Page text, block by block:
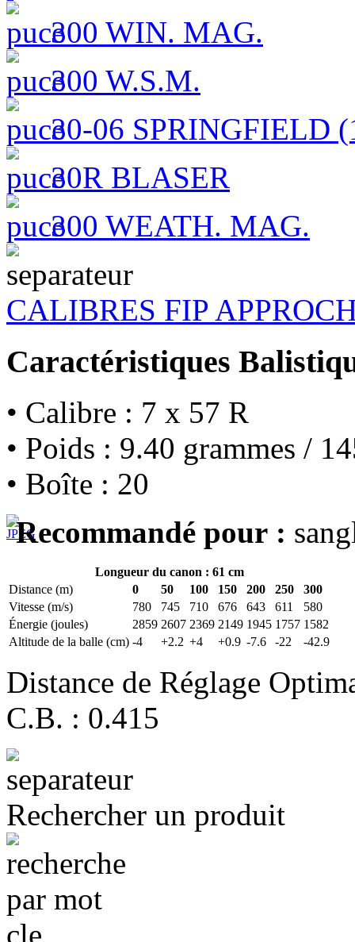
300 WIN. MAG.
300 W.S.M.
30-06 SPRINGFIELD
30R BLASER
300 WEATH. MAG.
CALIBRES FIP
Caractéristiques
• Calibre : 7 x 57 R
• Poids : 9.40 grammes /
• Boîte : 20
Recommandé pour :
Longueur du canon : 61 cm
Distance (m)
0 50 100 150 200 250
300
Vitesse (m/s)
780 745 710 676 643 611
580
Énergie (joules)
2859 2607 2369 2149 1945 1757 1582
Altitude de la balle (cm) -4 +2.2 +4 +0.9 -7.6 -22 -42.9
Distance de Réglage
C.B. : 0.415
Rechercher un produit